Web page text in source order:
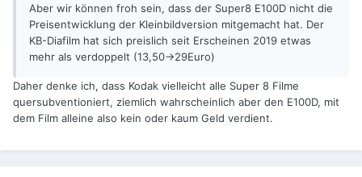
Aber wir können froh sein, dass der Super8 E100D nicht die
Preisentwicklung der Kleinbildversion mitgemacht hat. Der
KB-Diafilm hat sich preislich seit Erscheinen 2019 etwas
mehr als verdoppelt (13,50->29Euro)
Daher denke ich, dass Kodak vielleicht alle Super 8 Filme
quersubventioniert, ziemlich wahrscheinlich aber den E100D, mit
dem Film alleine also kein oder kaum Geld verdient.